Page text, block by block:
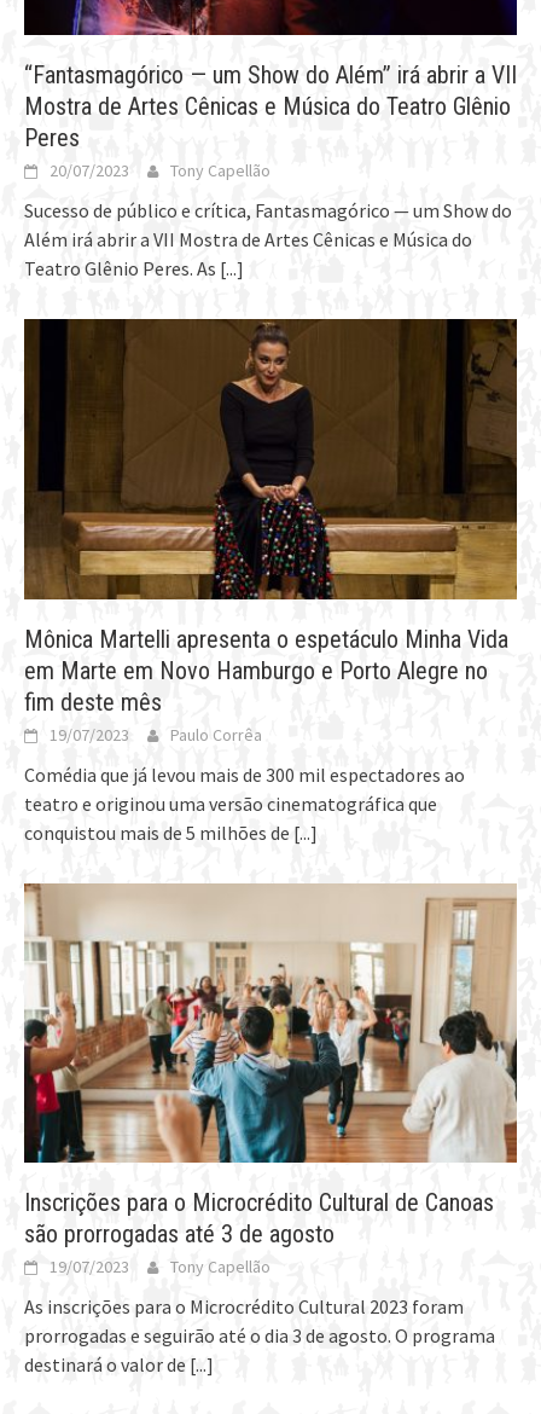
“Fantasmagórico — um Show do Além” irá abrir a VII
Mostra de Artes Cênicas e Música do Teatro Glênio
Peres
20/07/2023 Tony Capellão
Sucesso de público e crítica, Fantasmagórico — um Show do
Além irá abrir a VII Mostra de Artes Cênicas e Música do
Teatro Glênio Peres. As [...]
Mônica Martelli apresenta o espetáculo Minha Vida
em Marte em Novo Hamburgo e Porto Alegre no
fim deste mês
19/07/2023 Paulo Corrêa
Comédia que já levou mais de 300 mil espectadores ao
teatro e originou uma versão cinematográfica que
conquistou mais de 5 milhões de [...]
Inscrições para o Microcrédito Cultural de Canoas
são prorrogadas até 3 de agosto
19/07/2023 Tony Capellão
As inscrições para o Microcrédito Cultural 2023 foram
prorrogadas e seguirão até o dia 3 de agosto. O programa
destinará o valor de [...]